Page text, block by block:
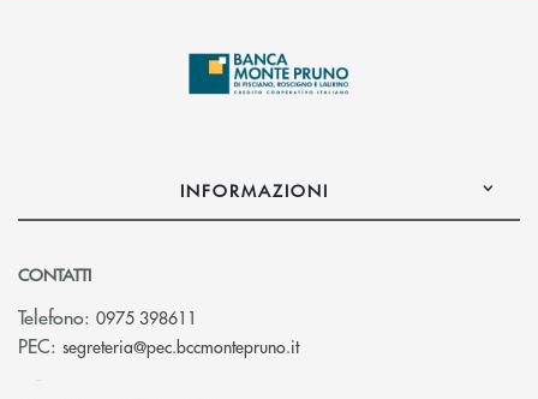
INFORMAZIONI
CONTATTI
Telefono: 0975 398611
PEC: segreteria@pec.bccmontepruno.it(si apre l’app di posta